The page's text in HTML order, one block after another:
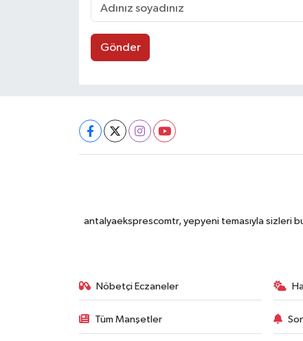
Gönder
antalyaeksprescomtr, yepyeni temasıyla sizleri
Nöbetçi Eczaneler
Tüm Manşetler